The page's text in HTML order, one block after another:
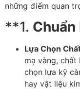
những điểm quan
**1. Chuẩn
Lựa Chọn
mạ vàng,
chọn lựa kỹ
hay vật liệu